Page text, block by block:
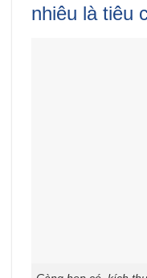
nhiêu là tiêu